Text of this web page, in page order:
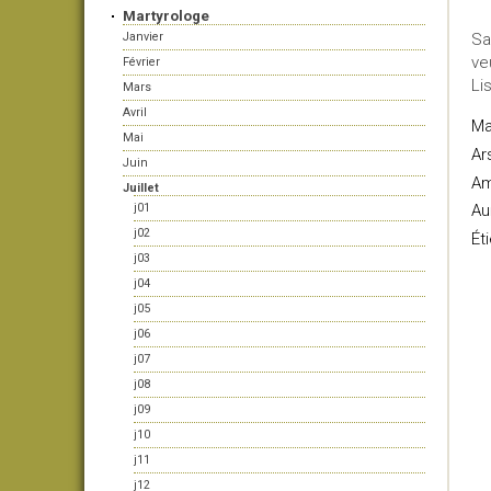
Martyrologe
Janvier
Février
Mars
Avril
Mai
Juin
Juillet
j01
j02
j03
j04
j05
j06
j07
j08
j09
j10
j11
j12